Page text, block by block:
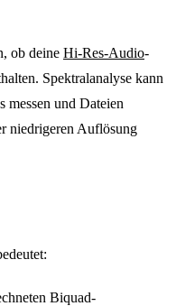
ob deine Hi-Res-Audio-
Spektralanalyse kann
messen und Dateien
niedrigeren Auflösung
Biquad-